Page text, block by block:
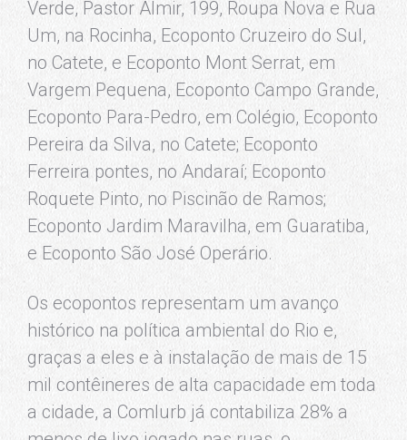
Verde, Pastor Almir, 199, Roupa Nova e Rua
Um, na Rocinha, Ecoponto Cruzeiro do Sul,
no Catete, e Ecoponto Mont Serrat, em
Vargem Pequena, Ecoponto Campo Grande,
Ecoponto Para-Pedro, em Colégio, Ecoponto
Pereira da Silva, no Catete; Ecoponto
Ferreira pontes, no Andaraí; Ecoponto
Roquete Pinto, no Piscinão de Ramos;
Ecoponto Jardim Maravilha, em Guaratiba,
e Ecoponto São José Operário.
Os ecopontos representam um avanço
histórico na política ambiental do Rio e,
graças a eles e à instalação de mais de 15
mil contêineres de alta capacidade em toda
a cidade, a Comlurb já contabiliza 28% a